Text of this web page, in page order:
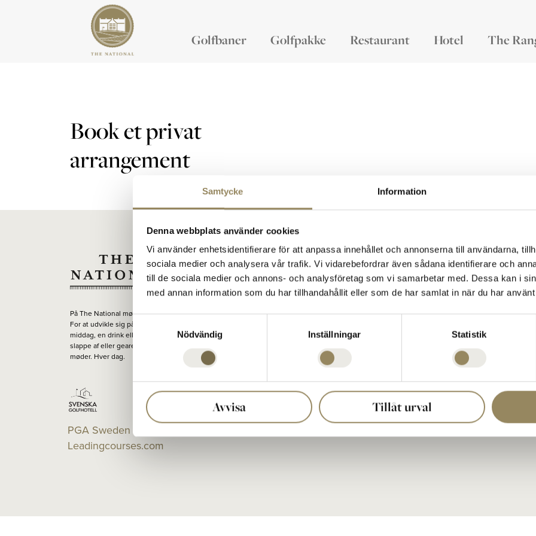
Samtycke Information
Denna webbplats använder cookies
Vi använder enhetsidentifierare för att anpassa innehållet och annonserna till användarna,
sociala medier och analysera vår trafik. Vi vidarebefordrar även sådana identifierare och
till de sociala medier och annons- och analysföretag som vi samarbetar med. Dessa kan i
med annan information som du har tillhandahållit eller som de har samlat in när du har
Samtyckesval
Nödvändig
Inställningar Statistik
Avvisa Tillåt urval
Golfbaner Golfpakke Restaurant Hotel The
Book et privat
arrangement
På The National mødes folk for at spille golf på baner i topklasse.
For at udvikle sig på et af Europas bedste træningsanlæg. Til
middag, en drink eller en konference i klubhuset. For at runde af,
slappe af eller geare op. For nye muligheder for uovertrufne
møder. Hver dag.
PGA Sweden National på
Leadingcourses.com
Kontakt
The National
233 61 BARA, Sverige
reception@thenational.se
Organisationsnummer:
556603-1026